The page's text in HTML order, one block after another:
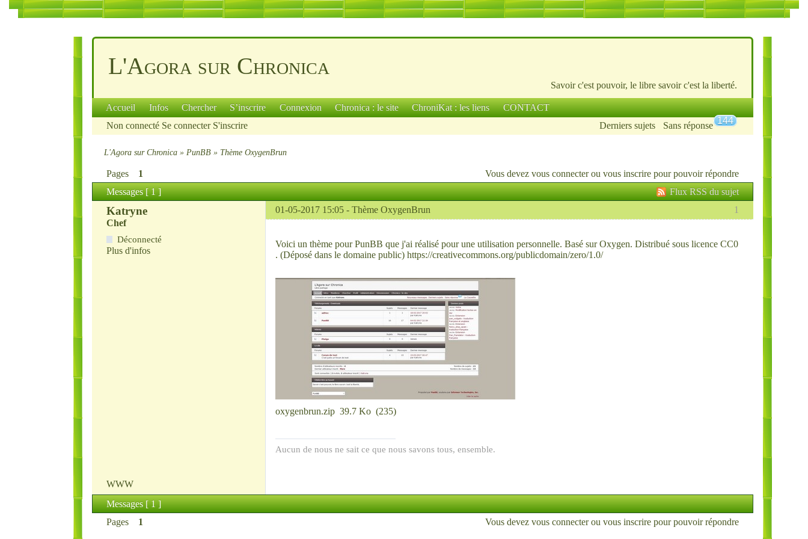
L'Agora sur Chronica
Savoir c'est pouvoir, le libre savoir c'est la liberté.
Accueil Infos Chercher S’inscrire Connexion Chronica : le site ChroniKat : les liens
CONTACT
Non connecté Se connecter S'inscrire Derniers sujets Sans réponse 144
L'Agora sur Chronica » PunBB » Thème OxygenBrun
Pages 1 Vous devez vous connecterou vous inscrire pour pouvoir répondre
Flux RSS du sujet
Messages [ 1 ]
1
Katryne 01-05-2017 15:05 - Thème OxygenBrun
Chef
Déconnecté
Plus d'infos
Voici un thème pour PunBB que j'ai réalisé pour une utilisation personnelle. Basé sur Oxygen. Distribué sous licence CC0
. (Déposé dans le domaine public) https://creativecommons.org/publicdomain/zero/1.0/
oxygenbrun.zip 39.7 Ko (235)
Aucun de nous ne sait ce que nous savons tous, ensemble.
WWW
Messages [ 1 ]
Pages
1 Vous devez vous connecterou vous inscrire pour pouvoir répondre